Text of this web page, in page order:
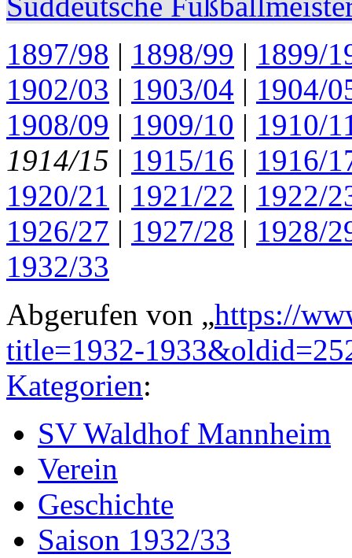
1897/98 | 1898/99 | 1899/
1902/03 | 1903/04 | 1904/
1908/09 | 1909/10 | 1910/
1914/15 | 1915/16 | 1916/
1920/21 | 1921/22 | 1922/
1926/27 | 1927/28 | 1928/
1932/33
Abgerufen von „https://
title=1932-
Kategorien:
SV Waldhof Mannheim
Verein
Geschichte
Saison 1932/33